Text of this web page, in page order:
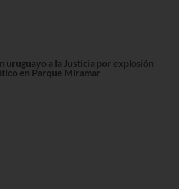
uruguayo a la Justicia por explosión
en Parque Miramar